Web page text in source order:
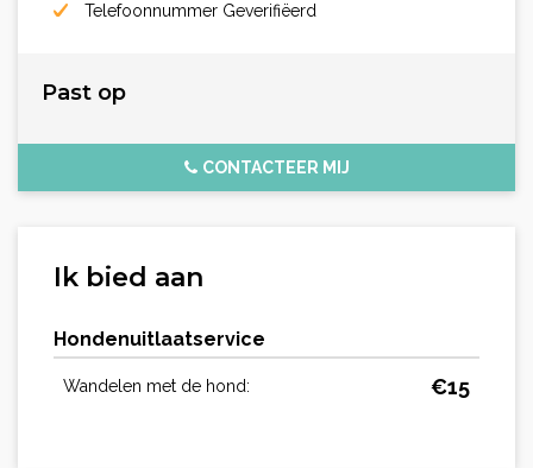
Telefoonnummer Geverifiëerd
Past op
CONTACTEER MIJ
Ik bied aan
Hondenuitlaatservice
Wandelen met de hond: €15